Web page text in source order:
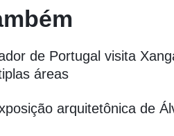
de Portugal visita
áreas
arquitetônica de